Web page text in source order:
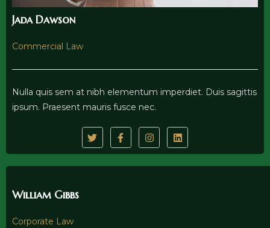
Jada Dawson
Commercial Law
Nulla quis sem at nibh elementum imperdiet. Duis sagittis
ipsum. Praesent mauris fusce nec.
William Gibbs
Corporate Law